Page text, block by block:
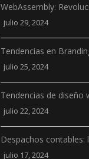
WebAssembly:
julio 29, 2024
Tendencias en
julio 25, 2024
Tendencias de diseño
julio 22, 2024
Despachos
julio 17, 2024